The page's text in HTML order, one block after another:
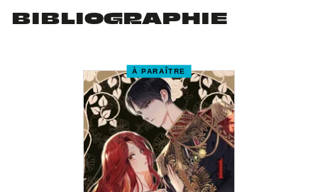
BIBLIOGRAPHIE
À PARAÎTRE